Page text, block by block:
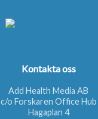
Kontakta oss
Add Health Media AB
c/o Forskaren Office Hub
Hagaplan 4